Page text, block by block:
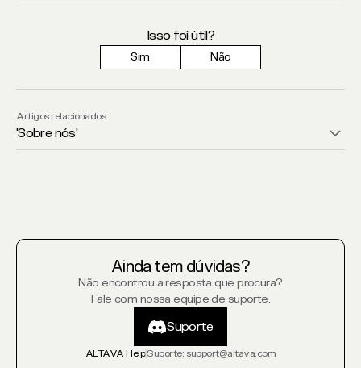
Isso foi útil?
Sim Não
Artigos relacionados
'Sobre nós'
Ainda tem dúvidas?
Não encontrou a resposta que procura?
Fale com nossa equipe de suporte.
Suporte
Suporte
ALTAVA HelpSuporte: support@altava.com